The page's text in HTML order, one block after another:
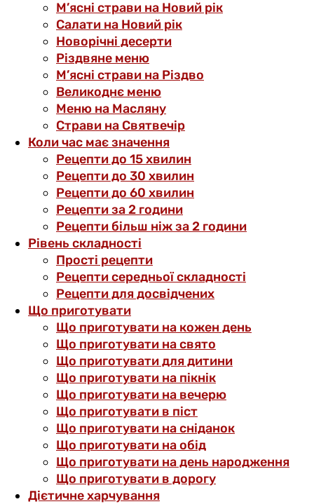
М’ясні страви на Новий рік
Салати на Новий рік
Новорічні десерти
Різдвяне меню
М’ясні страви на Різдво
Великоднє меню
Меню на Масляну
Страви на Святвечір
Коли час має значення
Рецепти до 15 хвилин
Рецепти до 30 хвилин
Рецепти до 60 хвилин
Рецепти за 2 години
Рецепти більш ніж за 2 години
Рівень складності
Прості рецепти
Рецепти середньої складності
Рецепти для досвідчених
Що приготувати
Що приготувати на кожен день
Що приготувати на свято
Що приготувати для дитини
Що приготувати на пікнік
Що приготувати на вечерю
Що приготувати в піст
Що приготувати на сніданок
Що приготувати на обід
Що приготувати на день народження
Що приготувати в дорогу
Дієтичне харчування